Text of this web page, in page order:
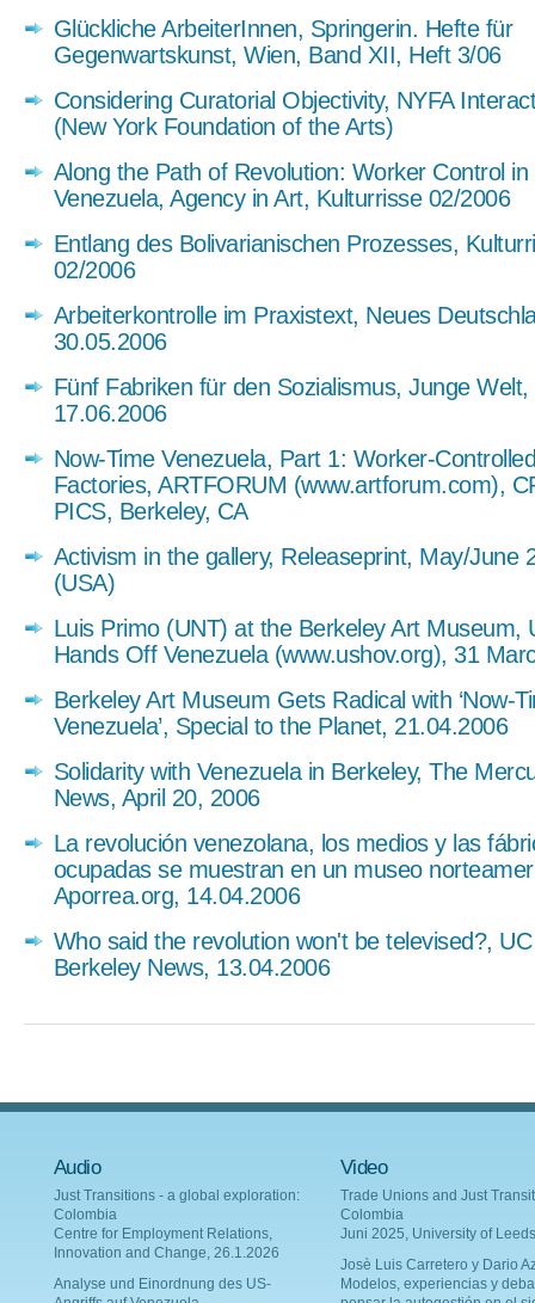
Glückliche ArbeiterInnen, Springerin. Hefte für
Gegenwartskunst, Wien, Band XII, Heft 3/06
Considering Curatorial Objectivity, NYFA
(New York Foundation of the Arts)
Along the Path of Revolution: Worker Control in
Venezuela, Agency in Art, Kulturrisse 02/2006
Entlang des Bolivarianischen Prozesses,
02/2006
Arbeiterkontrolle im Praxistext, Neues
30.05.2006
Fünf Fabriken für den Sozialismus, Junge Welt,
17.06.2006
Now-Time Venezuela, Part 1: Worker-
Factories, ARTFORUM (www.artforum.com),
PICS, Berkeley, CA
Activism in the gallery, Releaseprint, May/June
(USA)
Luis Primo (UNT) at the Berkeley Art Museum,
Hands Off Venezuela (www.ushov.org), 31
Berkeley Art Museum Gets Radical with ‘Now-
Venezuela’, Special to the Planet, 21.04.2006
Solidarity with Venezuela in Berkeley, The
News, April 20, 2006
La revolución venezolana, los medios y las
ocupadas se muestran en un museo
Aporrea.org, 14.04.2006
Who said the revolution won't be televised?, UC
Berkeley News, 13.04.2006
Audio
Just Transitions - a global exploration:
Colombia
Centre for Employment Relations,
Innovation and Change, 26.1.2026
Analyse und Einordnung des US-
Video
Trade Unions and Just
Colombia
Juni 2025, University of Leeds
Josè Luis Carretero y Dario
Modelos, experiencias y